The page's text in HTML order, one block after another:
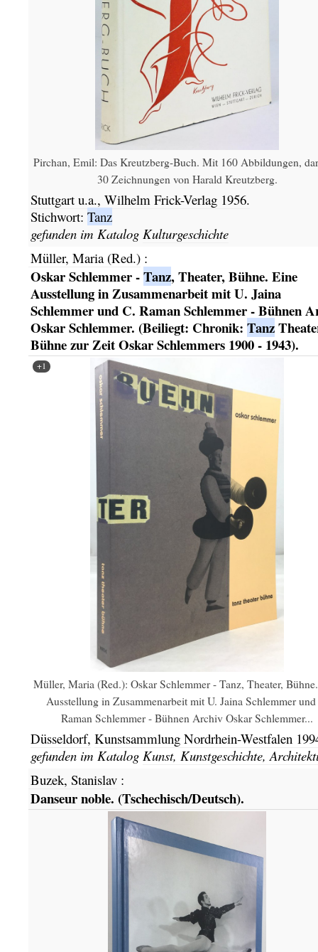
Pirchan, Emil: Das Kreutzberg-Buch. Mit 160 Abbildungen,
30 Zeichnungen von Harald Kreutzberg.
Stuttgart u.a., Wilhelm Frick-Verlag 1956.
Stichwort: Tanz
gefunden im Katalog Kulturgeschichte
Müller, Maria (Red.):
Oskar Schlemmer -Tanz, Theater, Bühne. Eine
Ausstellung in Zusammenarbeit mit U. Jaina
Schlemmer und C. Raman Schlemmer - Bühnen
Oskar Schlemmer. (Beiliegt: Chronik: Tanz
Bühne zur Zeit Oskar Schlemmers 1900 - 1943).
+1
Müller, Maria (Red.): Oskar Schlemmer - Tanz, Theater,
Ausstellung in Zusammenarbeit mit U. Jaina Schlemmer
Raman Schlemmer - Bühnen Archiv Oskar Schlemmer...
Düsseldorf, Kunstsammlung Nordrhein-Westfalen
gefunden im Katalog Kunst, Kunstgeschichte,
Buzek, Stanislav:
Danseur noble. (Tschechisch/Deutsch).